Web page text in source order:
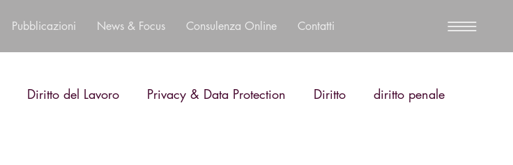
Pubblicazioni News & Focus Consulenza Online Contatti
Diritto del Lavoro Privacy & Data Protection Diritto diritto penale